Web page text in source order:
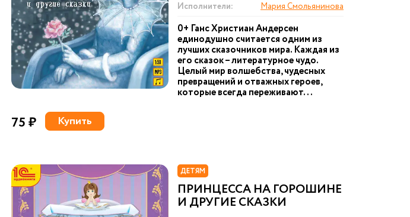
Исполнители:
Мария Смольянинова
0+ Ганс Христиан Андерсен
единодушно считается одним из
лучших сказочников мира. Каждая из
его сказок – литературное чудо.
Целый мир волшебства, чудесных
превращений и отважных героев,
которые всегда переживают...
75 ₽ Купить
ДЕТЯМ
ПРИНЦЕССА НА ГОРОШИНЕ
И ДРУГИЕ СКАЗКИ